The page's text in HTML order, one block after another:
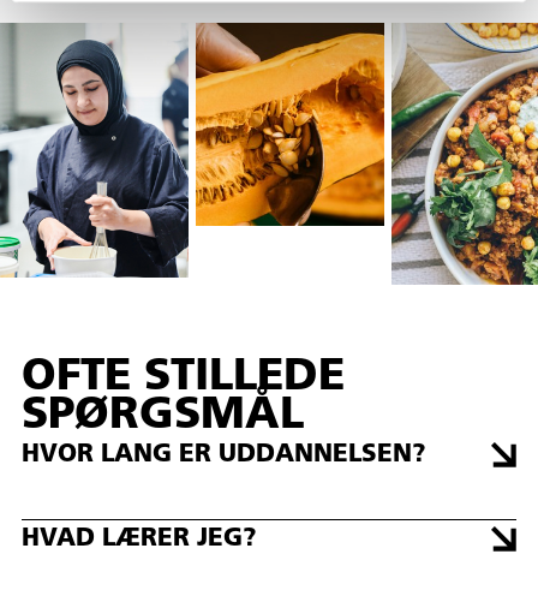
OFTE STILLEDE
SPØRGSMÅL
HVOR LANG ER UDDANNELSEN?
HVAD LÆRER JEG?